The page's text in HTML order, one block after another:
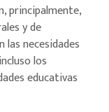
principalmente,
y de
las necesidades
los
educativas